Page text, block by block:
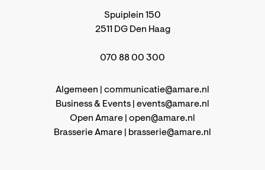
Spuiplein 150
2511 DG Den Haag
070 88 00 300
Algemeen | communicatie@amare.nl
Business & Events | events@amare.nl
Open Amare | open@amare.nl
Brasserie Amare |
brasserie@amare.nl